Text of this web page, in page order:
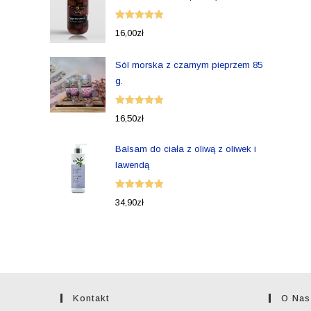
Oceniono
16,00zł
Sól morska z czarnym pieprzem 85
g.
Oceniono
16,50zł
Balsam do ciała z oliwą z oliwek i
lawendą
Oceniono
34,90zł
Kontakt O Nas